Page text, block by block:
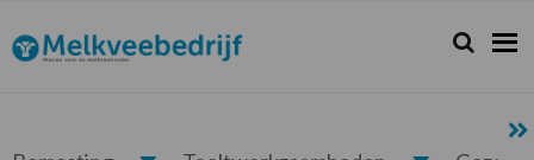
de
hoofdnavigatie
de
hoofd
de
eerste
de
voettekst
Melkveebedrijf.nl Zoeken...
Zoek